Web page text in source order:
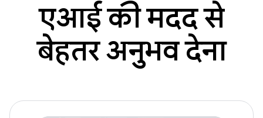
एआई की मदद से
बेहतर अनुभव देना